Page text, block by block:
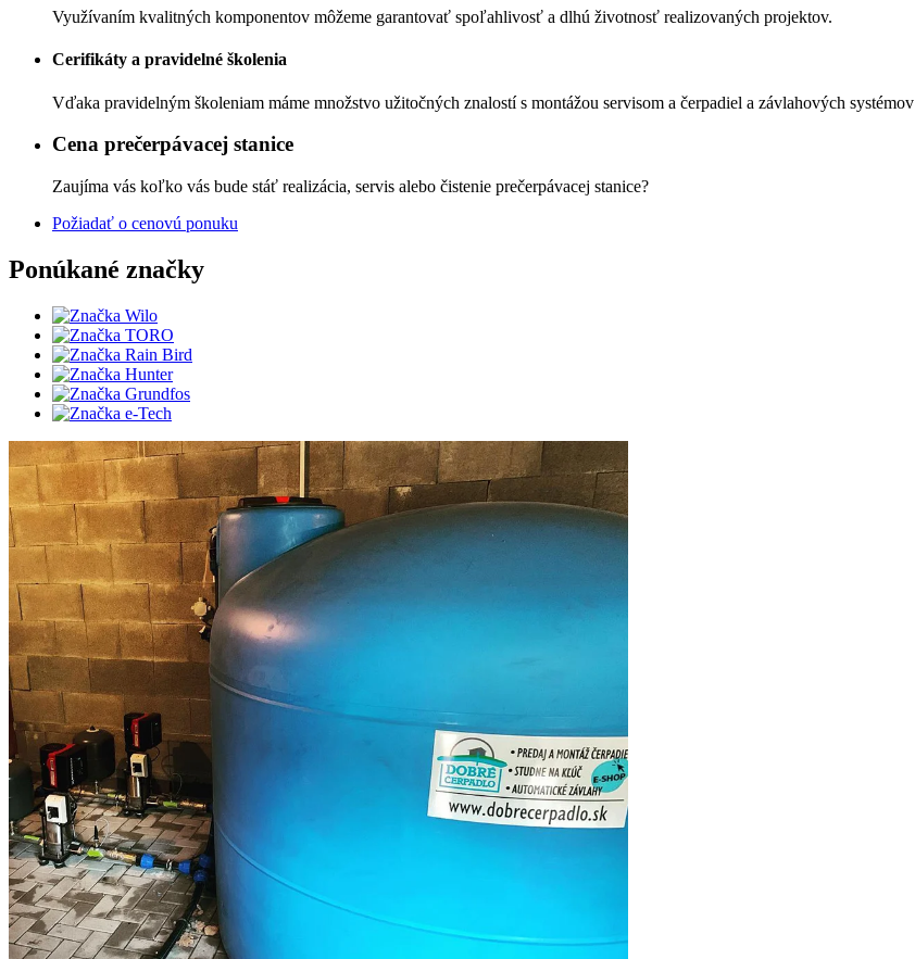
Využívaním kvalitných komponentov môžeme garantovať spoľahlivosť a dlhú životnosť realizovaných projektov.
Cerifikáty a pravidelné školenia
Vďaka pravidelným školeniam máme množstvo užitočných znalostí s montážou servisom a čerpadiel a závlahových systémov
Cena prečerpávacej stanice
Zaujíma vás koľko vás bude stáť realizácia, servis alebo čistenie prečerpávacej stanice?
Požiadať o cenovú ponuku
Ponúkané značky